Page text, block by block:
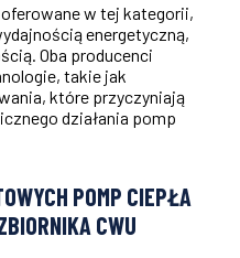
w tej kategorii,
energetyczną,
Oba producenci
takie jak
które przyczyniają
działania pomp
POMP CIEPŁA
CWU